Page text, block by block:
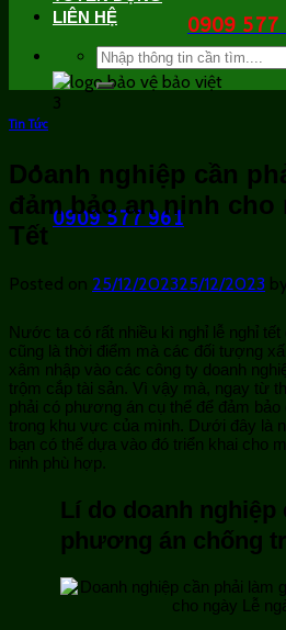
0909 577
0909 577 961
LIÊN HỆ
Search
for:
Tin Tức
Doanh nghiệp cần
đảm bảo an ninh cho
Tết
Posted on 25/12/202325/12/2023
Nước ta có rất nhiều kì nghỉ lễ nghỉ
cũng là thời điểm mà các đối tượng
xâm nhập vào các công ty doanh
trộm cắp tài sản. Vì vậy mà, ngay từ
phải có phương án cụ thể để đảm
trong khu vực của mình. Dưới đây là
bạn có thể dựa vào đó triển khai cho
ninh phù hợp.
Lí do doanh nghiệp
phương án chống